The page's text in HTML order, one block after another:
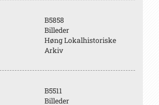
B5858
Billeder
Høng Lokalhistoriske
Arkiv
B5511
Billeder